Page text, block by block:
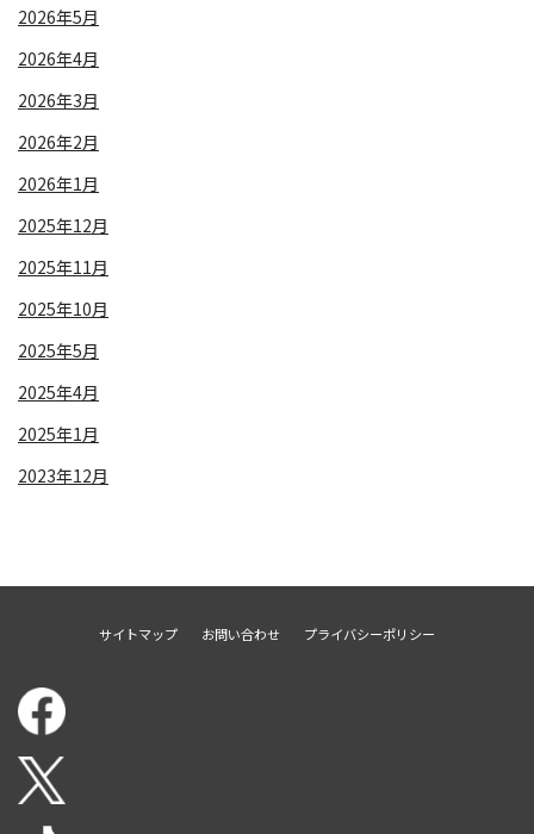
2026年5月
2026年4月
2026年3月
2026年2月
2026年1月
2025年12月
2025年11月
2025年10月
2025年5月
2025年4月
2025年1月
2023年12月
サイトマップ お問い合わせ プライバシーポリシー